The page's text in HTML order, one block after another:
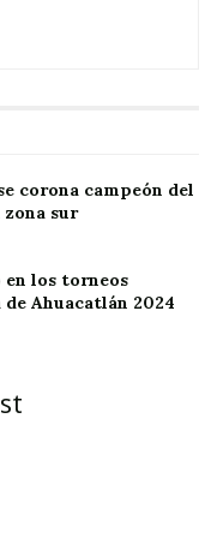
parcial le era
central–
dos goles en los
corona campeón del
sur
en los torneos
Ahuacatlán 2024